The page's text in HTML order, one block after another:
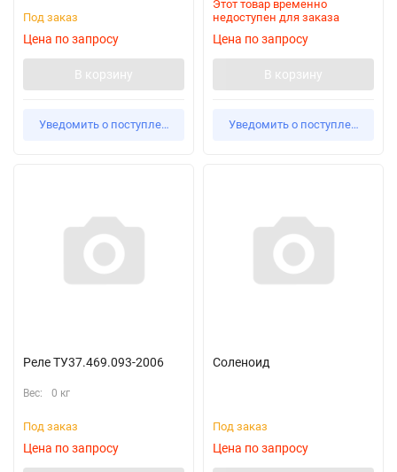
Под заказ
Цена по запросу
В корзину
Уведомить о поступлении
Этот товар временно
недоступен для заказа
Цена по запросу
В корзину
Уведомить о поступлении
Реле ТУ37.469.093-2006
Вес: 0 кг
Под заказ
Цена по запросу
Соленоид
Под заказ
Цена по запросу